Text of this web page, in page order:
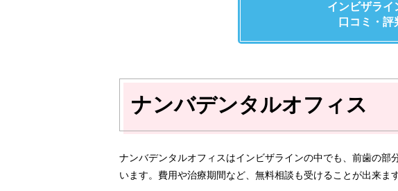
インビザライ
口コミ・評
ナンバデンタルオフィス
ナンバデンタルオフィスはインビザラインの中でも、前歯の
います。費用や治療期間など、無料相談も受けることが出来ます